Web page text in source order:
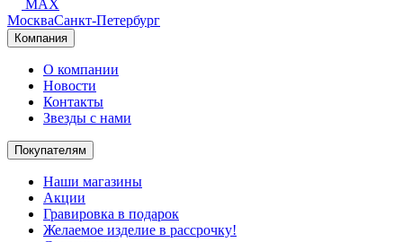
MAX
МоскваСанкт-Петербург
Компания
О компании
Новости
Контакты
Звезды с нами
Покупателям
Наши магазины
Акции
Гравировка в подарок
Желаемое изделие в рассрочку!